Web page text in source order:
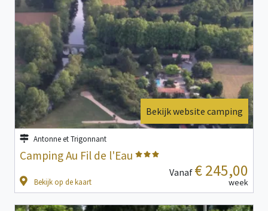
Bekijk website camping
Antonne et Trigonnant
Camping Au Fil de l'Eau
Bekijk op de kaart
Vanaf € 245,00
week